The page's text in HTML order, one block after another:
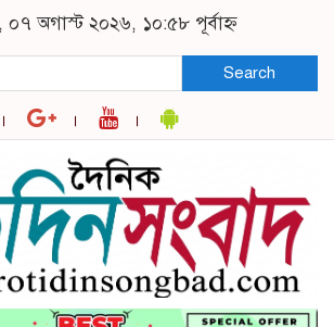
০৭ অগাস্ট ২০২৬, ১০:৫৮ পূর্বাহ্ন
Search